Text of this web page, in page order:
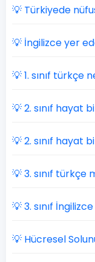
💡 Türkiyede
💡 İngilizce yer
💡 1. sınıf türkçe
💡 2. sınıf hayat
💡 2. sınıf hayat
💡 3. sınıf
💡 3. sınıf
💡 Hücresel